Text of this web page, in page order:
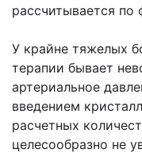
рассчитывается по
У крайне тяжелых
терапии бывает
артериальное
введением
расчетных
целесообразно не